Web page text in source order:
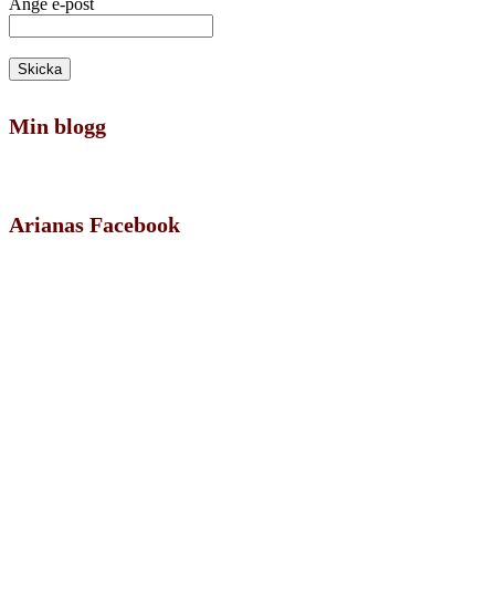
Min blogg
Arianas Facebook